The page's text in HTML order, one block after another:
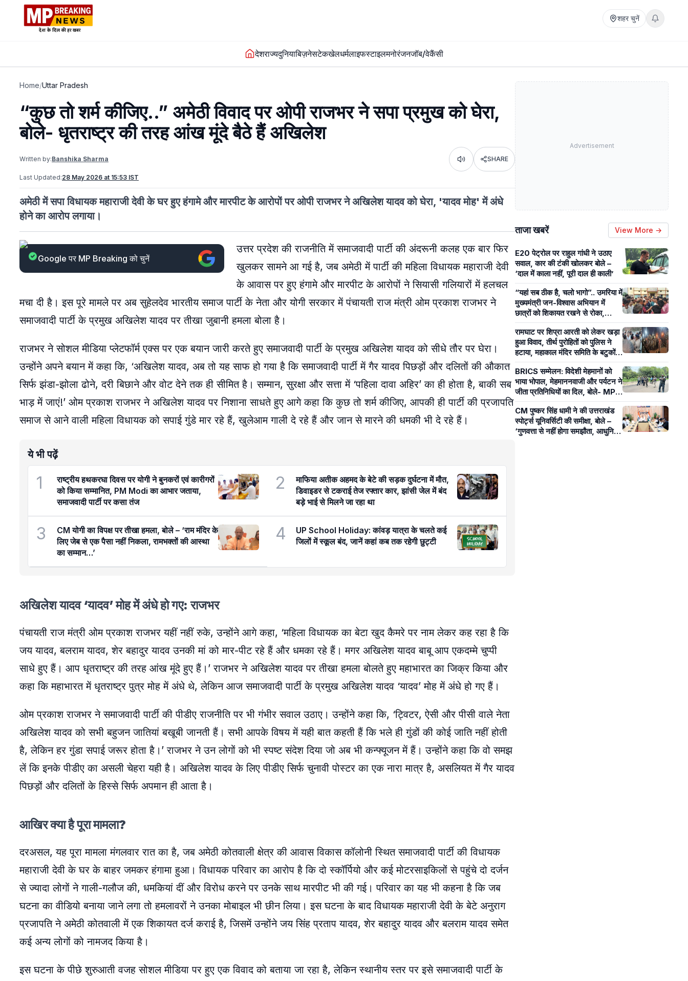
शहर चुनें
देशराज्यदुनियाबिज़नेसटेकखेलधर्मलाइफस्टाइलमनोरंजनजॉब/वेकैंसी
Home/Uttar Pradesh
“कुछ तो शर्म कीजिए..” अमेठी विवाद पर ओपी राजभर ने सपा प्रमुख को घेरा,
बोले- धृतराष्ट्र की तरह आंख मूंदे बैठे हैं अखिलेश
Written by:Banshika Sharma Listen SHARE
Last Updated:28 May 2026 at 15:53 IST
अमेठी में सपा विधायक महाराजी देवी के घर हुए हंगामे और मारपीट के आरोपों पर ओपी राजभर ने अखिलेश यादव को घेरा, 'यादव मोह' में अंधे
होने का आरोप लगाया।
Google पर MP Breaking को चुनें
उत्तर प्रदेश की राजनीति में समाजवादी पार्टी की अंदरूनी कलह एक बार फिर
खुलकर सामने आ गई है, जब अमेठी में पार्टी की महिला विधायक महाराजी देवी
के आवास पर हुए हंगामे और मारपीट के आरोपों ने सियासी गलियारों में हलचल
मचा दी है। इस पूरे मामले पर अब सुहेलदेव भारतीय समाज पार्टी के नेता और योगी सरकार में पंचायती राज मंत्री ओम प्रकाश राजभर ने
समाजवादी पार्टी के प्रमुख अखिलेश यादव पर तीखा जुबानी हमला बोला है।
राजभर ने सोशल मीडिया प्लेटफॉर्म एक्स पर एक बयान जारी करते हुए समाजवादी पार्टी के प्रमुख अखिलेश यादव को सीधे तौर पर घेरा।
उन्होंने अपने बयान में कहा कि, ‘अखिलेश यादव, अब तो यह साफ हो गया है कि समाजवादी पार्टी में गैर यादव पिछड़ों और दलितों की औकात
सिर्फ झंडा-झोला ढोने, दरी बिछाने और वोट देने तक ही सीमित है। सम्मान, सुरक्षा और सत्ता में ‘पहिला दावा अहिर’ का ही होता है, बाकी सब
भाड़ में जाएं!’ ओम प्रकाश राजभर ने अखिलेश यादव पर निशाना साधते हुए आगे कहा कि कुछ तो शर्म कीजिए, आपकी ही पार्टी की प्रजापति
समाज से आने वाली महिला विधायक को सपाई गुंडे मार रहे हैं, खुलेआम गाली दे रहे हैं और जान से मारने की धमकी भी दे रहे हैं।
ये भी पढ़ें
1
राष्ट्रीय हथकरघा दिवस पर योगी ने बुनकरों एवं कारीगरों
को किया सम्मानित, PM Modi का आभार जताया,
समाजवादी पार्टी पर कसा तंज
2
माफिया अतीक अहमद के बेटे की सड़क दुर्घटना में मौत,
डिवाइडर से टकराई तेज रफ्तार कार, झांसी जेल में बंद
बड़े भाई से मिलने जा रहा था
3
CM योगी का विपक्ष पर तीखा हमला, बोले – ‘राम मंदिर के
लिए जेब से एक पैसा नहीं निकला, रामभक्तों की आस्था
का सम्मान…’
4
UP School Holiday: कांवड़ यात्रा के चलते कई
जिलों में स्कूल बंद, जानें कहां कब तक रहेगी छुट्टी
अखिलेश यादव ‘यादव’ मोह में अंधे हो गए: राजभर
पंचायती राज मंत्री ओम प्रकाश राजभर यहीं नहीं रुके, उन्होंने आगे कहा, ‘महिला विधायक का बेटा खुद कैमरे पर नाम लेकर कह रहा है कि
जय यादव, बलराम यादव, शेर बहादुर यादव उनकी मां को मार-पीट रहे हैं और धमका रहे हैं। मगर अखिलेश यादव बाबू आप एकदम्मे चुप्पी
साधे हुए हैं। आप धृतराष्ट्र की तरह आंख मूंदे हुए हैं।’ राजभर ने अखिलेश यादव पर तीखा हमला बोलते हुए महाभारत का जिक्र किया और
कहा कि महाभारत में धृतराष्ट्र पुत्र मोह में अंधे थे, लेकिन आज समाजवादी पार्टी के प्रमुख अखिलेश यादव ‘यादव’ मोह में अंधे हो गए हैं।
ओम प्रकाश राजभर ने समाजवादी पार्टी की पीडीए राजनीति पर भी गंभीर सवाल उठाए। उन्होंने कहा कि, ‘ट्विटर, ऐसी और पीसी वाले नेता
अखिलेश यादव को सभी बहुजन जातियां बखूबी जानती हैं। सभी आपके विषय में यही बात कहती हैं कि भले ही गुंडों की कोई जाति नहीं होती
है, लेकिन हर गुंडा सपाई जरूर होता है।’ राजभर ने उन लोगों को भी स्पष्ट संदेश दिया जो अब भी कन्फ्यूजन में हैं। उन्होंने कहा कि वो समझ
लें कि इनके पीडीए का असली चेहरा यही है। अखिलेश यादव के लिए पीडीए सिर्फ चुनावी पोस्टर का एक नारा मात्र है, असलियत में गैर यादव
पिछड़ों और दलितों के हिस्से सिर्फ अपमान ही आता है।
आखिर क्या है पूरा मामला?
दरअसल, यह पूरा मामला मंगलवार रात का है, जब अमेठी कोतवाली क्षेत्र की आवास विकास कॉलोनी स्थित समाजवादी पार्टी की विधायक
महाराजी देवी के घर के बाहर जमकर हंगामा हुआ। विधायक परिवार का आरोप है कि दो स्कॉर्पियो और कई मोटरसाइकिलों से पहुंचे दो दर्जन
से ज्यादा लोगों ने गाली-गलौज की, धमकियां दीं और विरोध करने पर उनके साथ मारपीट भी की गई। परिवार का यह भी कहना है कि जब
घटना का वीडियो बनाया जाने लगा तो हमलावरों ने उनका मोबाइल भी छीन लिया। इस घटना के बाद विधायक महाराजी देवी के बेटे अनुराग
प्रजापति ने अमेठी कोतवाली में एक शिकायत दर्ज कराई है, जिसमें उन्होंने जय सिंह प्रताप यादव, शेर बहादुर यादव और बलराम यादव समेत
कई अन्य लोगों को नामजद किया है।
इस घटना के पीछे शुरुआती वजह सोशल मीडिया पर हुए एक विवाद को बताया जा रहा है, लेकिन स्थानीय स्तर पर इसे समाजवादी पार्टी के
Advertisement
ताजा खबरें View More →
E20 पेट्रोल पर राहुल गांधी ने उठाए
सवाल, कार की टंकी खोलकर बोले –
‘दाल में काला नहीं, पूरी दाल ही काली’
“यहां सब ठीक है, चलो भागो”.. उमरिया में
मुख्यमंत्री जन-विश्वास अभियान में
छात्रों को शिकायत रखने से रोका,
पंचायत सचिव पर लगे आरोप
रामघाट पर शिप्रा आरती को लेकर खड़ा
हुआ विवाद, तीर्थ पुरोहितों को पुलिस ने
हटाया, महाकाल मंदिर समिति के बटुकों ने
कराई आरती
BRICS सम्मेलन: विदेशी मेहमानों को
भाया भोपाल, मेहमाननवाजी और पर्यटन ने
जीता प्रतिनिधियों का दिल, बोले- MP
का आतिथ्य हमेशा रहेगा याद
CM पुष्कर सिंह धामी ने की उत्तराखंड
स्पोर्ट्स यूनिवर्सिटी की समीक्षा, बोले –
‘गुणवत्ता से नहीं होगा समझौता, आधुनिक